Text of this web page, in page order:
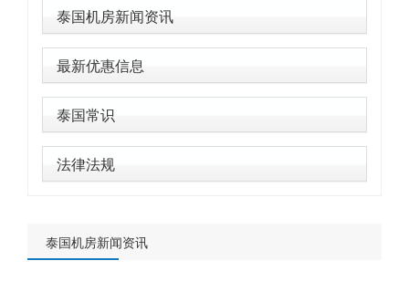
泰国机房新闻资讯
最新优惠信息
泰国常识
法律法规
泰国机房新闻资讯